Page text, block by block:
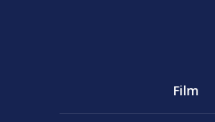
Film